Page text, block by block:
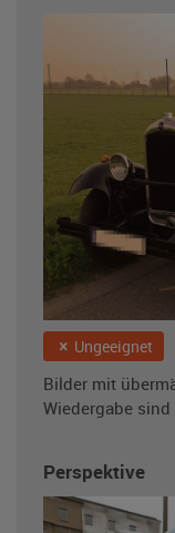
Ungeeignet
Bilder mit
Wiedergabe
Perspektive